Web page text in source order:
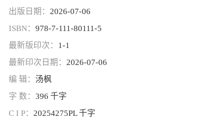
出版日期： 2026-07-06
ISBN： 978-7-111-80111-5
最新版印次： 1-1
最新印次日期： 2026-07-06
编 辑： 汤枫
字 数： 396 千字
C I P： 20254275PL 千字